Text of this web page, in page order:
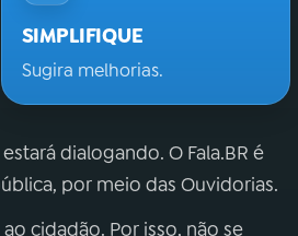
SIMPLIFIQUE
Sugira melhorias.
dialogando. O Fala.BR é
por meio das Ouvidorias.
cidadão. Por isso, não se